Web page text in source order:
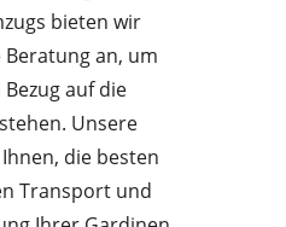
bieten wir
an, um
auf die
Unsere
die besten
Transport und